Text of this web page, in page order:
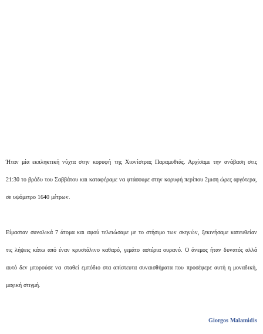
Ήταν μία εκπληκτική νύχτα στην κορυφή της Χιονίστρας Παραμυθιάς. Αρχίσαμε την ανάβαση στις
21:30 το βράδυ του Σαββάτου και καταφέραμε να φτάσουμε στην κορυφή περίπου 2μιση ώρες αργότερα,
σε υψόμετρο 1640 μέτρων.
Είμασταν συνολικά 7 άτομα και αφού τελειώσαμε με το στήσιμο των σκηνών, ξεκινήσαμε κατευθείαν
τις λήψεις κάτω από έναν κρυστάλινο καθαρό, γεμάτο αστέρια ουρανό. Ο άνεμος ήταν δυνατός αλλά
αυτό δεν μπορούσε να σταθεί εμπόδιο στα απίστευτα συναισθήματα που προσέφερε αυτή η μοναδική,
μαγική στιγμή.
Giorgos Malamidis